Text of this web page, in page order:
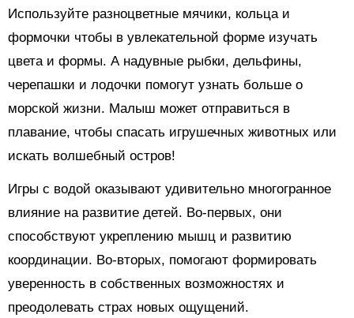
Используйте разноцветные мячики, кольца и
формочки чтобы в увлекательной форме изучать
цвета и формы. А надувные рыбки, дельфины,
черепашки и лодочки помогут узнать больше о
морской жизни. Малыш может отправиться в
плавание, чтобы спасать игрушечных животных или
искать волшебный остров!
Игры с водой оказывают удивительно многогранное
влияние на развитие детей. Во-первых, они
способствуют укреплению мышц и развитию
координации. Во-вторых, помогают формировать
уверенность в собственных возможностях и
преодолевать страх новых ощущений.